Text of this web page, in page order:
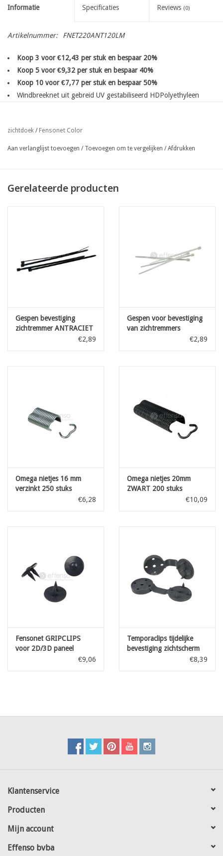
Informatie Specificaties Reviews (0)
Artikelnummer: FNET220ANT120LM
Koop 3 voor €12,43 per stuk en bespaar 20%
Koop 5 voor €9,32 per stuk en bespaar 40%
Koop 10 voor €7,77 per stuk en bespaar 50%
Windbreeknet uit gebreid UV gestabiliseerd HDPolyethyleen
95% zichtremmend, 220gr/m²
eenvoudige bevestiging met nietjes, gripclips, tempora clips of
Levering gebeurt in 1 stuk van het door U gekozen aantal lopende
neem dan contact met ons op voor een aangepaste offerte
zichtdoek / Fensonet Color
Aan verlanglijst toevoegen / Toevoegen om te vergelijken /Afdrukken
Gerelateerde producten
Gespen bevestiging
zichtremmer ANTRACIET
€2,89
Gespen voor bevestiging
van zichtremmers
TRANSP L: 100 mm 100st
€2,89
Omega nietjes 16 mm
verzinkt 250 stuks
€6,28
Omega nietjes 20mm
ZWART 200 stuks
€10,09
Fensonet GRIPCLIPS
voor 2D/3D paneel
€9,06
Temporaclips tijdelijke
bevestiging zichtscherm
€8,39
Klantenservice
Producten
Mijn account
Effenso bvba